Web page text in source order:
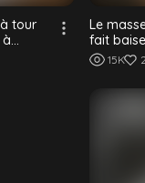
tour
Le
fait
15K